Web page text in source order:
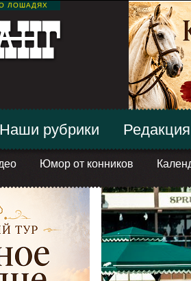
ЛОШАДЯХ
Юмор от конников
Наши рубрики Редакция